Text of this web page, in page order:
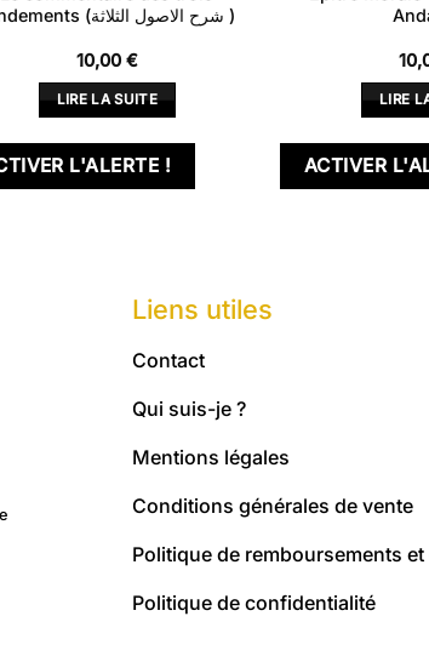
fondements (شرح الاصول الثلاثة )
10,00 €
LIRE LA SUITE
L'ALERTE !
LIRE
ACTIVER
Liens utiles
Contact
Qui suis-je ?
Mentions légales
Conditions générales de vente
Politique de remboursements
Politique de confidentialité